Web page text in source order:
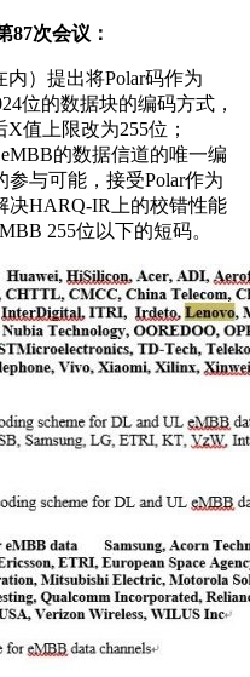
87次会议：
）提出将Polar码作为
位的数据块的编码方式，
值上限改为255位；
的数据信道的唯一编
与可能，接受Polar作为
决HARQ-IR上的校错性能
255位以下的短码。